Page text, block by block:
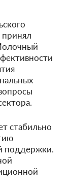
принял
стабильно
поддержки.